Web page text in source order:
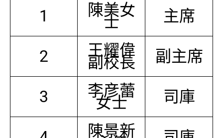
1
陳美女
士 主席
2 王耀偉
副校長 副主席
3 李彦蕾
女士 司庫
陳景新